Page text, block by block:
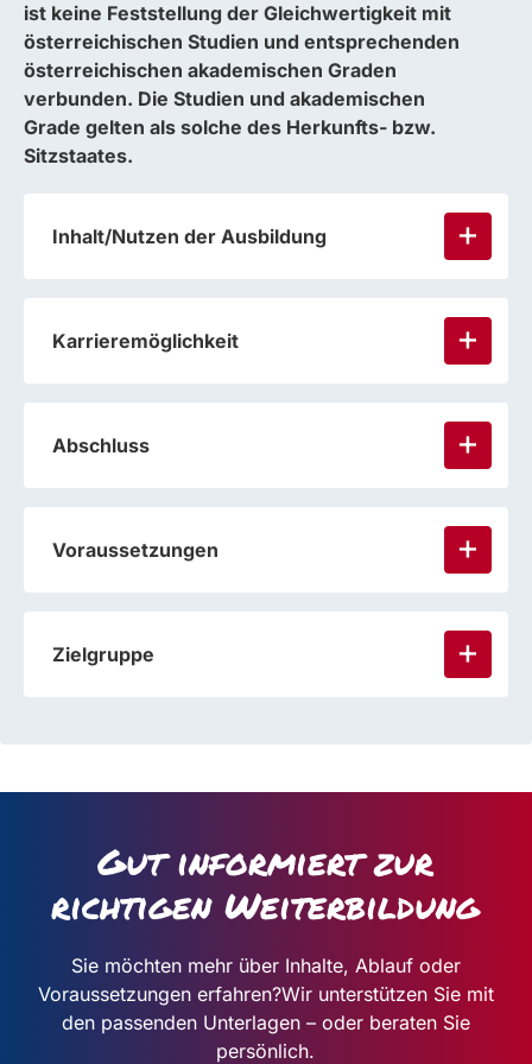
ist keine Feststellung der Gleichwertigkeit mit
österreichischen Studien und entsprechenden
österreichischen akademischen Graden
verbunden. Die Studien und akademischen
Grade gelten als solche des Herkunfts- bzw.
Sitzstaates.
Inhalt/Nutzen der Ausbildung
Karrieremöglichkeit
Abschluss
Voraussetzungen
Zielgruppe
Gut informiert zur
richtigen Weiterbildung
Sie möchten mehr über Inhalte, Ablauf oder
Voraussetzungen erfahren?Wir unterstützen Sie mit
den passenden Unterlagen – oder beraten Sie
persönlich.